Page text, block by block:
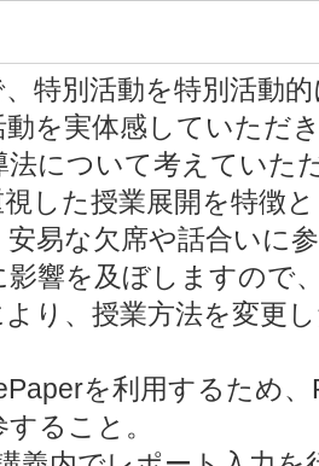
特別活動を特別活動
動を実体感していただ
法について考えていた
した授業展開を特徴
易な欠席や話合いに
影響を及ぼしますので
り、授業方法を変更
を利用するため
ること。